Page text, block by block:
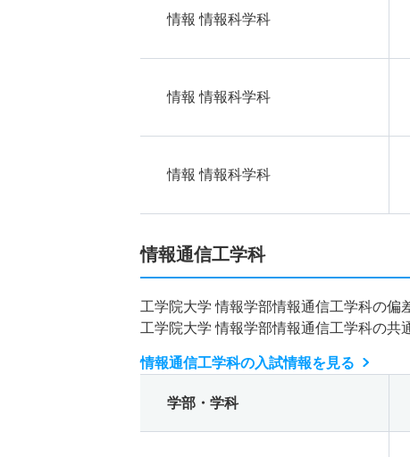
情報 情報科学科
情報 情報科学科
情報 情報科学科
情報通信工学科
工学院大学 情報学部情報通信工学科の偏
工学院大学 情報学部情報通信工学科の共
情報通信工学科の入試情報を見る
学部・学科